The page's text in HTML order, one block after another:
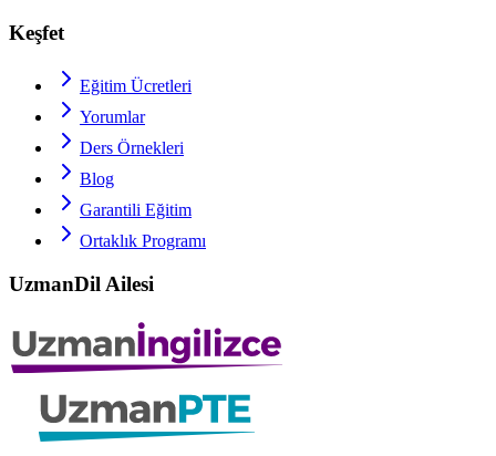
Keşfet
Eğitim Ücretleri
Yorumlar
Ders Örnekleri
Blog
Garantili Eğitim
Ortaklık Programı
UzmanDil Ailesi